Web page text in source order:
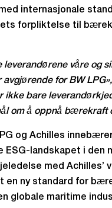
internasjonale
forpliktelse til
leverandørene våre og
for BW
ikke bare
om å oppnå bærekraft
og Achilles
landskapet i den
med Achilles’
ny standard for
globale maritime